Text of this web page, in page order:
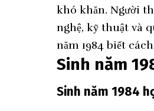
khó khăn. Người
nghệ, kỹ thuật và
năm 1984 biết
Sinh năm
Sinh năm 1984